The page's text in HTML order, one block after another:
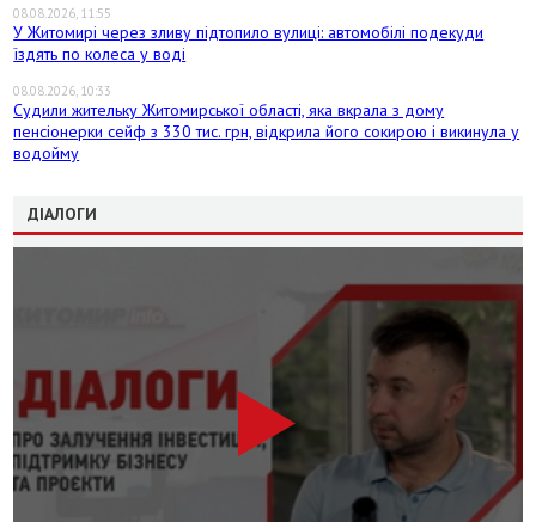
08.08.2026, 11:55
У Житомирі через зливу підтопило вулиці: автомобілі подекуди
їздять по колеса у воді
08.08.2026, 10:33
Судили жительку Житомирської області, яка вкрала з дому
пенсіонерки сейф з 330 тис. грн, відкрила його сокирою і викинула у
водойму
ДІАЛОГИ